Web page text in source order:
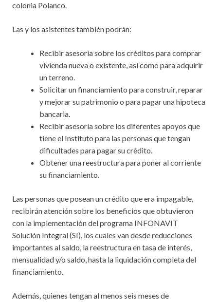
colonia Polanco.
Las y los asistentes también podrán:
Recibir asesoría sobre los créditos para comprar
vivienda nueva o existente, así como para adquirir
un terreno.
Solicitar un financiamiento para construir, reparar
y mejorar su patrimonio o para pagar una hipoteca
bancaria.
Recibir asesoría sobre los diferentes apoyos que
tiene el Instituto para las personas que tengan
dificultades para pagar su crédito.
Obtener una reestructura para poner al corriente
su financiamiento.
Las personas que posean un crédito que era impagable,
recibirán atención sobre los beneficios que obtuvieron
con la implementación del programa INFONAVIT
Solución Integral (SI), los cuales van desde reducciones
importantes al saldo, la reestructura en tasa de interés,
mensualidad y/o saldo, hasta la liquidación completa del
financiamiento.
Además, quienes tengan al menos seis meses de